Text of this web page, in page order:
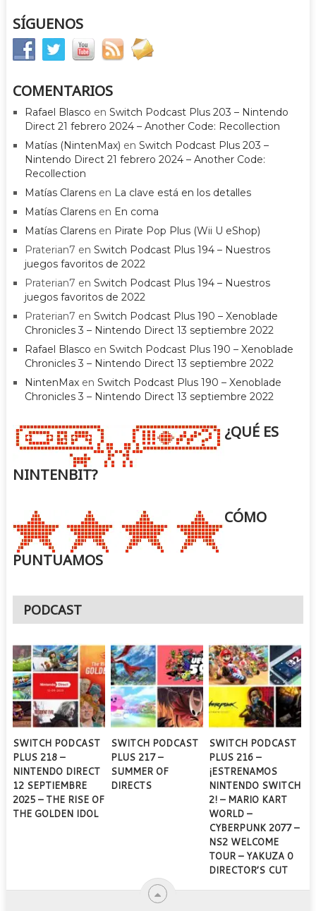
SÍGUENOS
COMENTARIOS
Rafael Blasco en Switch Podcast Plus 203 – Nintendo
Direct 21 febrero 2024 – Another Code: Recollection
Matías (NintenMax) en Switch Podcast Plus 203 –
Nintendo Direct 21 febrero 2024 – Another Code:
Recollection
Matías Clarensen La clave está en los detalles
Matías Clarensen En coma
Matías Clarensen Pirate Pop Plus (Wii U eShop)
Praterian7 en Switch Podcast Plus 194 – Nuestros
juegos favoritos de 2022
Praterian7 en Switch Podcast Plus 194 – Nuestros
juegos favoritos de 2022
Praterian7 en Switch Podcast Plus 190 – Xenoblade
Chronicles 3 – Nintendo Direct 13 septiembre 2022
Rafael Blasco en Switch Podcast Plus 190 – Xenoblade
Chronicles 3 – Nintendo Direct 13 septiembre 2022
NintenMaxen Switch Podcast Plus 190 – Xenoblade
Chronicles 3 – Nintendo Direct 13 septiembre 2022
¿QUÉ ES
NINTENBIT?
CÓMO
PUNTUAMOS
PODCAST
SWITCH PODCAST
PLUS 218 –
NINTENDO DIRECT
12 SEPTIEMBRE
2025 – THE RISE OF
THE GOLDEN IDOL
SWITCH PODCAST
PLUS 217 –
SUMMER OF
DIRECTS
SWITCH PODCAST
PLUS 216 –
¡ESTRENAMOS
NINTENDO SWITCH
2! – MARIO KART
WORLD –
CYBERPUNK 2077 –
NS2 WELCOME
TOUR – YAKUZA 0
DIRECTOR’S CUT